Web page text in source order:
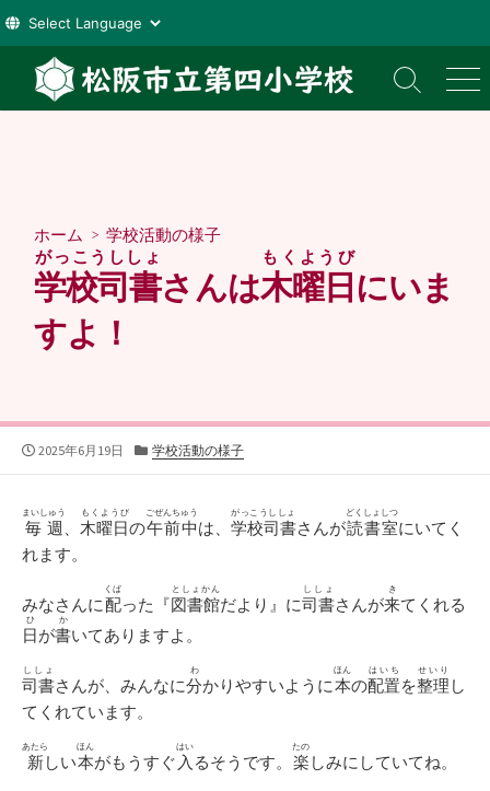
テ
検
索
メ
ニ
ホーム > 学校活動の様子
学校司書
がっこうししょ
さんは木曜日
もくようび
にいま
すよ！
公
2025年6月19日
カ
リ
ー
学校活動の様子
毎週
まいしゅう
、 木曜日
もくようび
の午前中
ごぜんちゅう
は、 学校司書
がっこうししょ
さんが読書室
どくしょしつ
にいてく
れます。
みなさんに配
くば
った『図書館
としょかん
だより』に司書
ししょ
さんが来
き
てくれる
日
ひ
が書
か
いてありますよ。
司書
ししょ
さんが、みんなに分
わ
かりやすいように本
ほん
の配置
はいち
を整理
せいり
し
てくれています。
新
あたら
しい本
ほん
がもうすぐ 入
はい
るそうです。 楽
たの
しみにしていてね。